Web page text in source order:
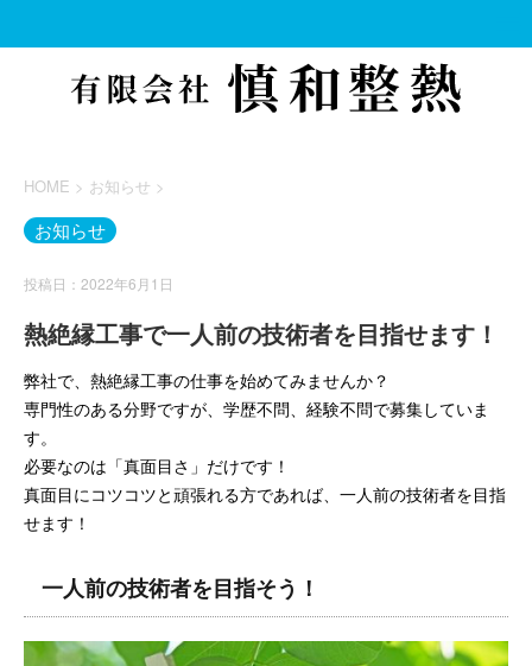
HOME > お知らせ >
お知らせ
投稿日：2022年6月1日
熱絶縁工事で一人前の技術者を目指せます！
弊社で、熱絶縁工事の仕事を始めてみませんか？
専門性のある分野ですが、学歴不問、経験不問で募集していま
す。
必要なのは「真面目さ」だけです！
真面目にコツコツと頑張れる方であれば、一人前の技術者を目指
せます！
一人前の技術者を目指そう！